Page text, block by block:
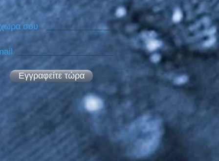
σου
Εγγραφείτε τώρα